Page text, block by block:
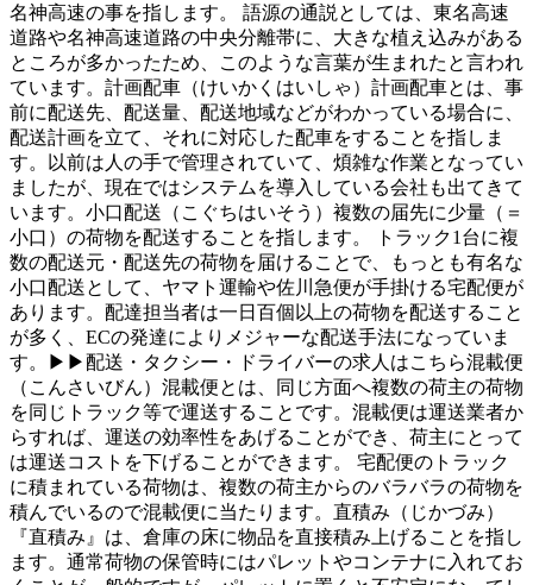
名神高速の事を指します。 語源の通説としては、東名高速
道路や名神高速道路の中央分離帯に、大きな植え込みがある
ところが多かったため、このような言葉が生まれたと言われ
ています。計画配車（けいかくはいしゃ）計画配車とは、事
前に配送先、配送量、配送地域などがわかっている場合に、
配送計画を立て、それに対応した配車をすることを指しま
す。以前は人の手で管理されていて、煩雑な作業となってい
ましたが、現在ではシステムを導入している会社も出てきて
います。小口配送（こぐちはいそう）複数の届先に少量（＝
小口）の荷物を配送することを指します。 トラック1台に複
数の配送元・配送先の荷物を届けることで、もっとも有名な
小口配送として、ヤマト運輸や佐川急便が手掛ける宅配便が
あります。配達担当者は一日百個以上の荷物を配送すること
が多く、ECの発達によりメジャーな配送手法になっていま
す。▶▶配送・タクシー・ドライバーの求人はこちら混載便
（こんさいびん）混載便とは、同じ方面へ複数の荷主の荷物
を同じトラック等で運送することです。混載便は運送業者か
らすれば、運送の効率性をあげることができ、荷主にとって
は運送コストを下げることができます。 宅配便のトラック
に積まれている荷物は、複数の荷主からのバラバラの荷物を
積んでいるので混載便に当たります。直積み（じかづみ）
『直積み』は、倉庫の床に物品を直接積み上げることを指し
ます。通常荷物の保管時にはパレットやコンテナに入れてお